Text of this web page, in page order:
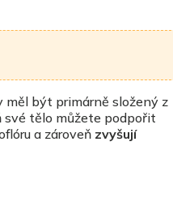
měl být primárně složený z
své tělo můžete podpořit
a zároveň zvyšují